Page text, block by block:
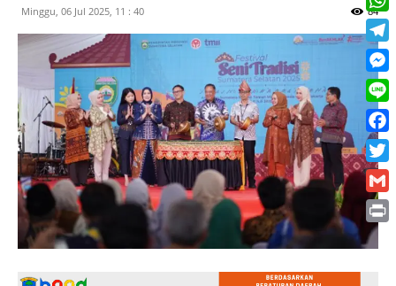
Minggu, 06 Jul 2025, 11 : 40 84
Line
Print